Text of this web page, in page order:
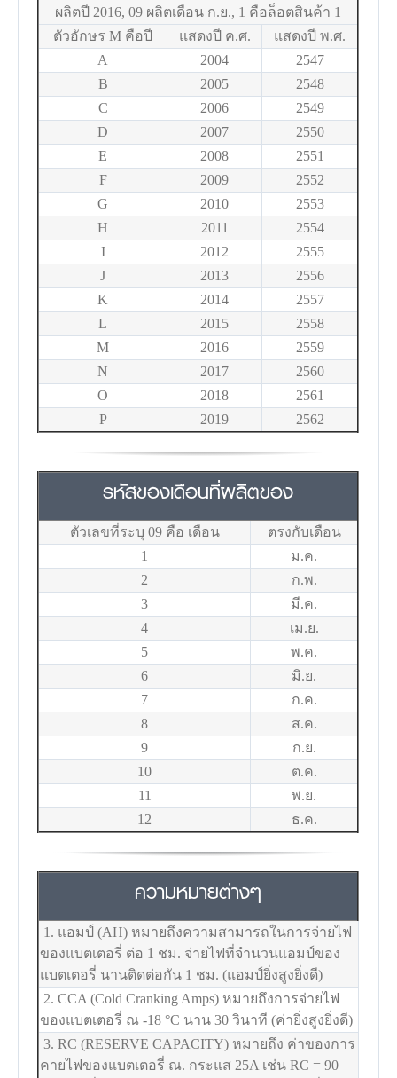
ผลิตปี 2016, 09 ผลิตเดือน ก.ย., 1 คือล็อตสินค้า 1
ตัวอักษร M คือปี
แสดงปี ค.ศ.
แสดงปี พ.ศ.
A
2004
2547
B
2005
2548
C
2006
2549
D
2007
2550
E
2008
2551
F
2009
2552
G
2010
2553
H
2011
2554
I
2012
2555
J
2013
2556
K
2014
2557
L
2015
2558
M
2016
2559
N
2017
2560
O
2018
2561
P
2019 2562
รหัสของเดือนที่ผลิตของ
ตัวเลขที่ระบุ 09 คือ เดือน
ตรงกับเดือน
1
ม.ค.
2
ก.พ.
3
มี.ค.
4
เม.ย.
5
พ.ค.
6
มิ.ย.
7
ก.ค.
8
ส.ค.
9
ก.ย.
10
ต.ค.
11
พ.ย.
12
ธ.ค.
ความหมายต่างๆ
1. แอมป์ (AH) หมายถึงความสามารถในการจ่ายไฟ
ของแบตเตอรี่ ต่อ 1 ชม. จ่ายไฟที่จำนวนแอมป์ของ
แบตเตอรี่ นานติดต่อกัน 1 ชม. (แอมป์ยิ่งสูงยิ่งดี)
2. CCA (Cold Cranking Amps) หมายถึงการจ่ายไฟ
ของแบตเตอรี่ ณ -18 °C นาน 30 วินาที (ค่ายิ่งสูงยิ่งดี)
3. RC (RESERVE CAPACITY) หมายถึง ค่าของการ
คายไฟของแบตเตอรี่ ณ. กระแส 25A เช่น RC = 90